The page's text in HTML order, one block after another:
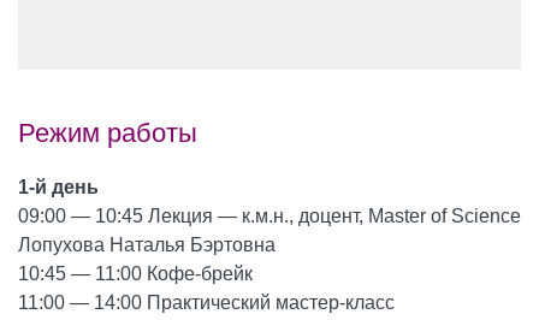
Режим работы
1-й день
09:00 — 10:45 Лекция — к.м.н., доцент, Master of Science
Лопухова Наталья Бэртовна
10:45 — 11:00 Кофе-брейк
11:00 — 14:00 Практический мастер-класс